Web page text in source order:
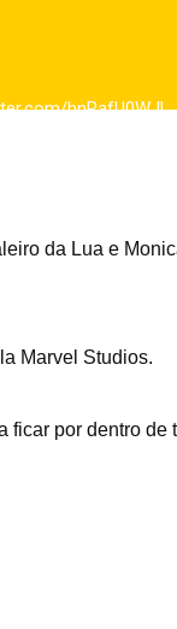
hnRafU0WJL
da Lua e
Marvel Studios.
ficar por dentro de